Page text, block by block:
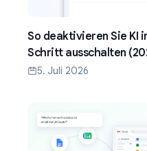
So deaktivieren Sie KI
Schritt ausschalten
5. Juli 2026